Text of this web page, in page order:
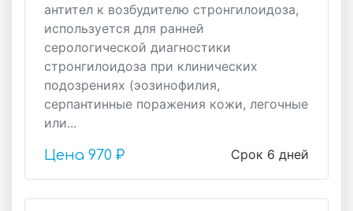
антител к возбудителю стронгилоидоза,
используется для ранней
серологической диагностики
стронгилоидоза при клинических
подозрениях (эозинофилия,
серпантинные поражения кожи, легочные
или...
Срок 6 дней
Цена 970 ₽